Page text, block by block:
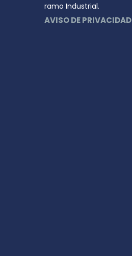
ramo Industrial.
AVISO DE PRIVACIDAD